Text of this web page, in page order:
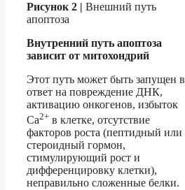
Рисунок 2 | Внешний путь
апоптоза
Внутренний путь апоптоза
зависит от митохондрий
Этот путь может быть запущен в
ответ на повреждение ДНК,
активацию онкогенов, избыток
Ca2+ в клетке, отсутствие
факторов роста (пептидный или
стероидный гормон,
стимулирующий рост и
дифференцировку клетки),
неправильно сложенные белки.